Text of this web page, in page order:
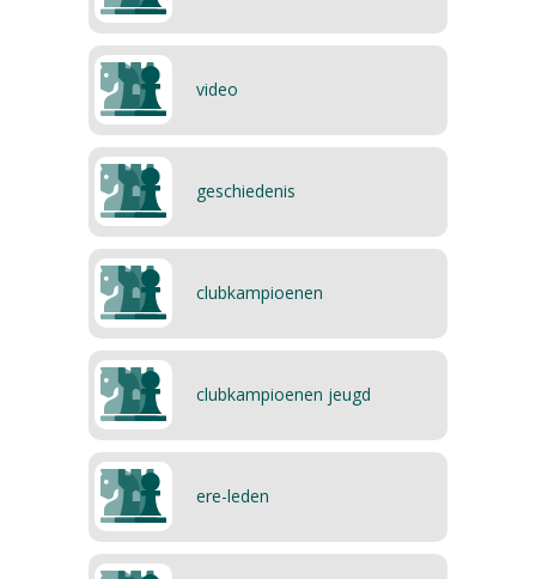
video
geschiedenis
clubkampioenen
clubkampioenen jeugd
ere-leden